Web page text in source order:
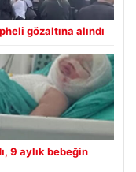
gözaltına alındı
9 aylık bebeğin